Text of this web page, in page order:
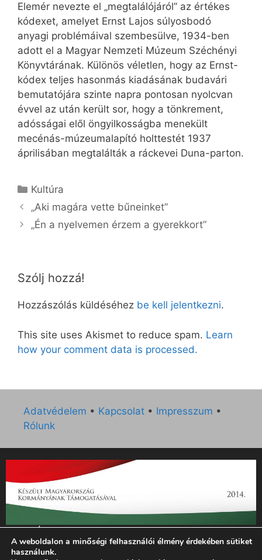
Elemér nevezte el „megtalálójáról” az értékes
kódexet, amelyet Ernst Lajos súlyosbodó
anyagi problémáival szembesülve, 1934-ben
adott el a Magyar Nemzeti Múzeum Széchényi
Könyvtárának. Különös véletlen, hogy az Ernst-
kódex teljes hasonmás kiadásának budavári
bemutatójára szinte napra pontosan nyolcvan
évvel az után került sor, hogy a tönkrement,
adósságai elől öngyilkosságba menekült
mecénás-múzeumalapító holttestét 1937
áprilisában megtalálták a ráckevei Duna-parton.
Kategória
Kultúra
„Aki magára vette bűneinket”
„Én a nyelvemen érzem a gyerekkort”
Szólj hozzá!
Hozzászólás küldéséhez be kell jelentkezni.
This site uses Akismet to reduce spam. Learn
how your comment data is processed.
Adatvédelem • Kapcsolat • Impresszum •
Rólunk
„Az Új Ember katolikus hetilap 2014. évi működésének
támogatását az EGYH-KCP-14-P-0121 sz. támogatási
szerződés keretében 3 000 000 Ft összegben támogatta az
A weboldalon a minőségi felhasználói élmény érdekében sütiket
használunk.